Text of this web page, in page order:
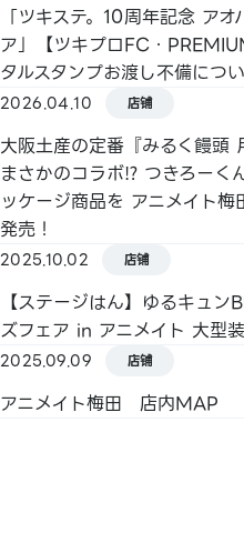
ICOCA / SUGOCA /
【礼品卡・商品券】
JCB礼品卡
【其他】
图书券・图书卡・图书卡NEXT
「ツキステ。10周年記念 ア
ア」【ツキプロFC・
タルスタンプお渡し不備につ
2026.04.10 店铺
大阪土産の定番『みるく饅頭
まさかのコラボ⁉ つきろーく
ッケージ商品を アニメイト
発売！
2025.10.02 店铺
【ステージはん】ゆるキュ
ズフェア in アニメイト 大型
2025.09.09 店铺
アニメイト梅田 店内MAP